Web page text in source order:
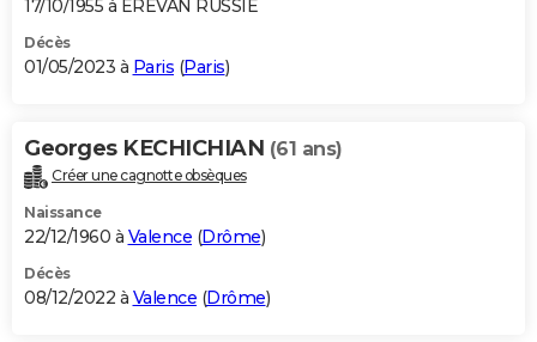
17/10/1955 à EREVAN RUSSIE
Décès
01/05/2023 à Paris (Paris)
Georges KECHICHIAN (61 ans)
Créer une cagnotte obsèques
Naissance
22/12/1960 à Valence (Drôme)
Décès
08/12/2022 à Valence (Drôme)